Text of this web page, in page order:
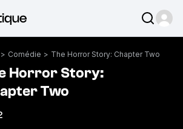
> Comédie > The Horror Story: Chapter Two
Horror Story:
Two